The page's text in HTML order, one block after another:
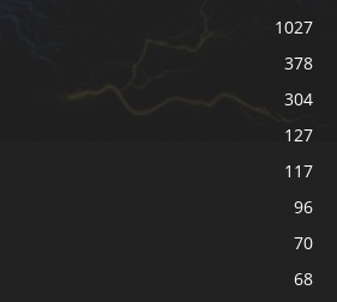
1027
378
304
127
117
96
70
68